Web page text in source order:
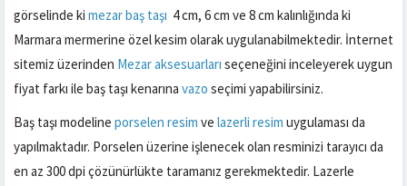
görselinde ki mezar baş taşı 4 cm, 6 cm ve 8 cm kalınlığında ki
Marmara mermerine özel kesim olarak uygulanabilmektedir. İnternet
sitemiz üzerinden Mezar aksesuarları seçeneğini inceleyerek uygun
fiyat farkı ile baş taşı kenarına vazo seçimi yapabilirsiniz.
Baş taşı modeline porselen resim ve lazerli resim uygulaması da
yapılmaktadır. Porselen üzerine işlenecek olan resminizi tarayıcı da
en az 300 dpi çözünürlükte taramanız gerekmektedir. Lazerle